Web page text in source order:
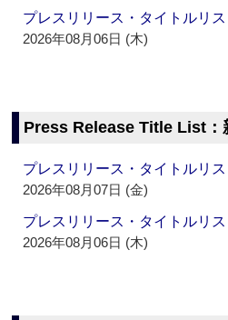
プレスリリース・タイトルリ
2026年08月06日 (木)
Press Release Title List：
プレスリリース・タイトルリ
2026年08月07日 (金)
プレスリリース・タイトルリ
2026年08月06日 (木)